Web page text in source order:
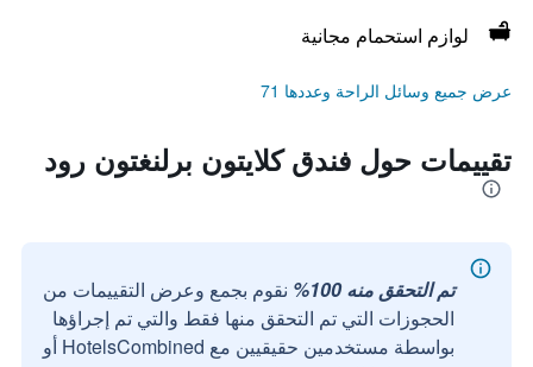
لوازم استحمام مجانية
عرض جميع وسائل الراحة وعددها 71
تقييمات حول فندق كلايتون برلنغتون رود
تم التحقق منه 100%
نقوم بجمع وعرض التقييمات من
الحجوزات التي تم التحقق منها فقط والتي تم إجراؤها
بواسطة مستخدمين حقيقيين مع HotelsCombined أو